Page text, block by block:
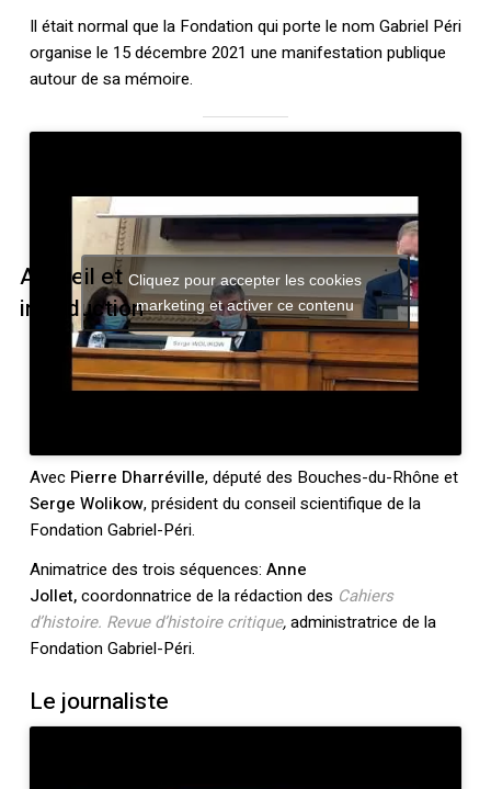
Il était normal que la Fondation qui porte le nom Gabriel Péri
organise le 15 décembre 2021 une manifestation publique
autour de sa mémoire.
Accueil et
introduction
Cliquez pour accepter les cookies
marketing et activer ce contenu
Avec Pierre Dharréville, député des Bouches-du-Rhône et
Serge Wolikow, président du conseil scientifique de la
Fondation Gabriel-Péri.
Animatrice des trois séquences: Anne
Jollet,coordonnatrice de la rédaction des Cahiers
d’histoire. Revue d’histoire critique,administratrice de la
Fondation Gabriel-Péri.
Le journaliste